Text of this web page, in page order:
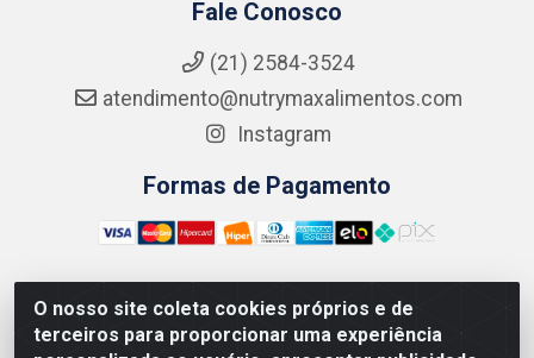
O nosso site coleta cookies próprios e de
terceiros para proporcionar uma experiência
Fale Conosco
(21) 2584-3524
atendimento@nutrymaxalimentos.com
Instagram
Formas de Pagamento
NUTRY MAX COMÉRCIO DE PRODUTOS ALIMENTICIOS
LTDA - RUA DO FEIJÃO, 721 PENHA CIRCULAR/RJ -